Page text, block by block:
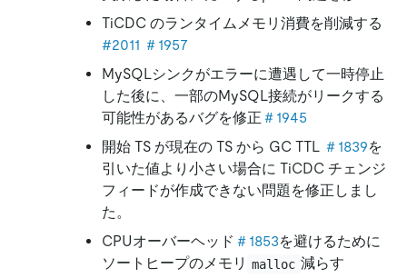
TiCDC のランタイムメモリ消費を削減する
#2011 ＃1957
MySQLシンクがエラーに遭遇して一時停止
した後に、一部のMySQL接続がリークする
可能性があるバグを修正 ＃1945
開始 TS が現在の TS から GC TTL ＃1839を
引いた値より小さい場合に TiCDC チェンジ
フィードが作成できない問題を修正しまし
た。
CPUオーバーヘッド ＃1853を避けるために
ソートヒープのメモリ malloc 減らす